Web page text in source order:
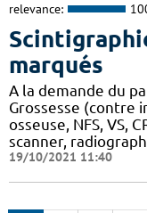
relevance:
marqués
A la demande du
Grossesse (contre
osseuse, NFS, VS,
scanner,
19/10/2021 11:40